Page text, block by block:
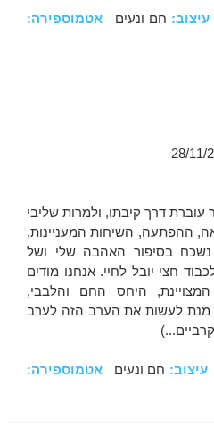
עיצוב: חם ונעים אטמוספירה:
דרך קיבתו, ולמרות שליבי
ההפתעה, השיחות המעניינות,
נשכח בסיפור האהבה שלי ושל
חצי יובל לחיי. אנחנו מודים
היחס החם והלבבי,
לעשות את הערב הזה לערב
עיצוב: חם ונעים אטמוספירה: